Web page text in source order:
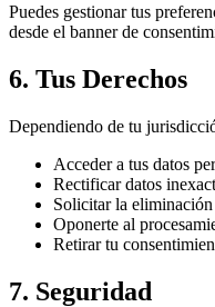
Puedes gestionar tus
desde el banner de
6. Tus Derechos
Dependiendo de tu
Acceder a tus datos
Rectificar datos
Solicitar la eliminación
Oponerte al
Retirar tu
7. Seguridad